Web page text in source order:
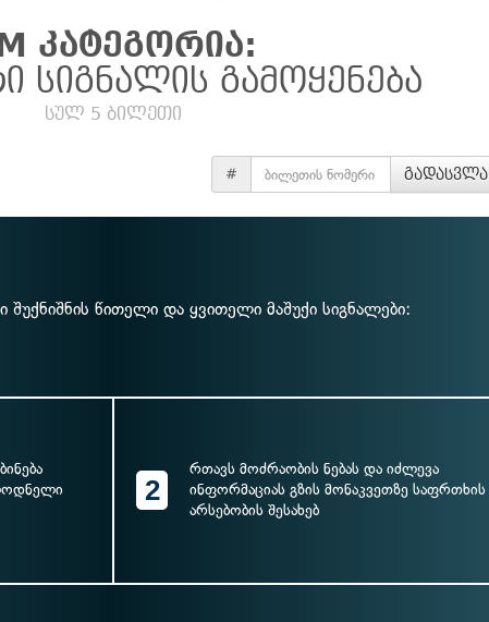
კატეგორია:
სიგნალის გამოყენება
სულ 5 ბილეთი
# გადასვლა
წითელი და ყვითელი მაშუქი სიგნალები:
2
რთავს მოძრაობის ნებას და იძლევა
ინფორმაციას გზის მონაკვეთზე საფრთხის
არსებობის შესახებ